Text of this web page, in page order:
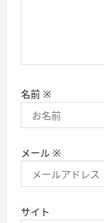
名前 ※
メール ※
サイト